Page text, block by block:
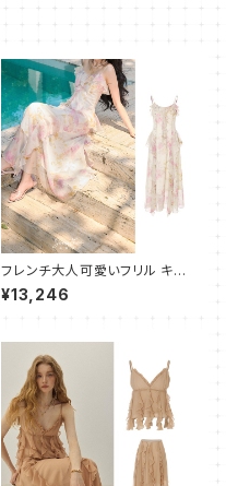
フレンチ大人可愛いフリル キャ
ミワンピース フレア ロング
¥13,246